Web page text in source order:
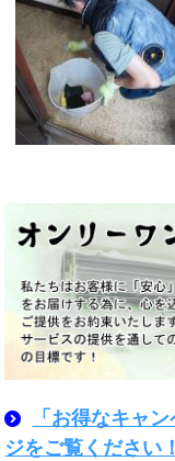
「お得なキャ
ジをご覧ください！